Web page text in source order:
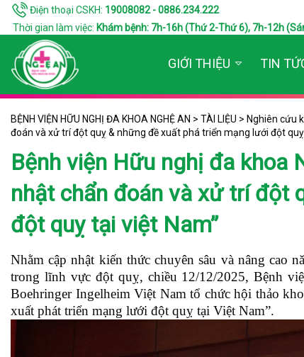
Điện thoại CSKH: 19008082 - 0886.234.222
Thời gian làm việc: Khám bệnh: 7h-16h (Thứ 2-Thứ 6), 7h-12h
GIỚI THIỆU TIN
BỆNH VIỆN HỮU NGHỊ ĐA KHOA NGHỆ AN > TÀI LIỆU > Nghiên cứu
đoán và xử trí đột quỵ & những đề xuất phá triển mạng lưới đột quỵ
Bệnh viện Hữu nghị đa khoa
nhật chẩn đoán và xử trí đột
đột quỵ tại việt Nam”
Nhằm cập nhật kiến thức chuyên sâu và nâng cao
trong lĩnh vực đột quỵ, chiều 12/12/2025, Bệnh
Boehringer Ingelheim Việt Nam tổ chức hội thảo
xuất phát triển mạng lưới đột quỵ tại Việt Nam”.